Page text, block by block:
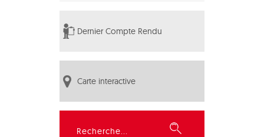
Dernier Compte Rendu
Carte interactive
Rechercher